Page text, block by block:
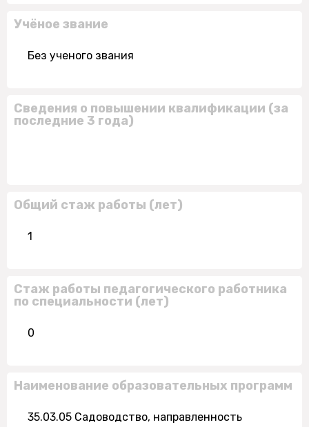
Учёное звание
Без ученого звания
Сведения о повышении квалификации (за
последние 3 года)
Общий стаж работы (лет)
1
Стаж работы педагогического работника
по специальности (лет)
0
Наименование образовательных программ
35.03.05 Садоводство, направленность